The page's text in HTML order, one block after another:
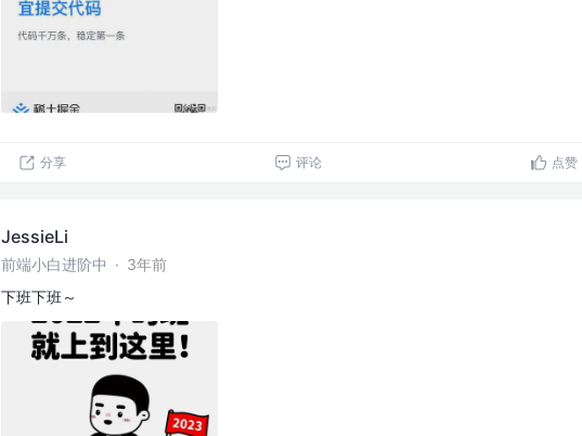
分享 评论 点赞
JessieLi
前端小白进阶中 · 3年前
下班下班～